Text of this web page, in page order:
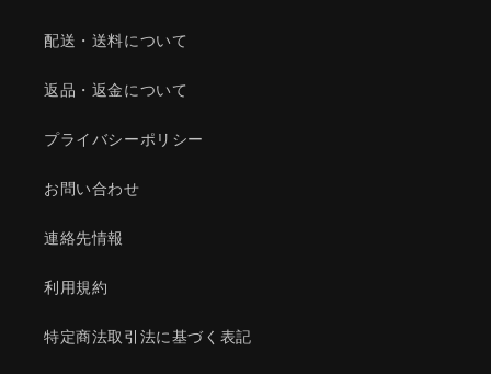
配送・送料について
返品・返金について
プライバシーポリシー
お問い合わせ
連絡先情報
利用規約
特定商法取引法に基づく表記